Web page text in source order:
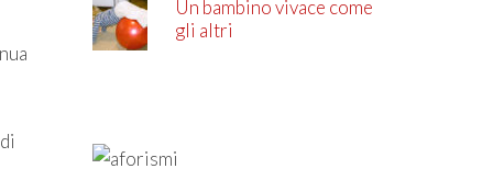
Un bambino vivace come
gli altri